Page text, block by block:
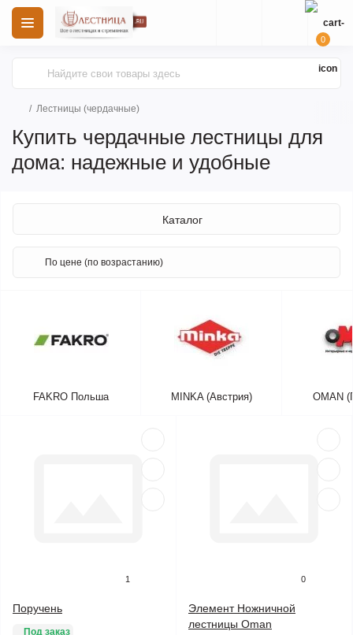
0
Лестницы (чердачные)
Купить чердачные лестницы для
дома: надежные и удобные
Каталог
FAKRO Польша MINKA (Австрия) OMAN
1
Поручень
Под заказ
0
Элемент Ножничной
лестницы Oman